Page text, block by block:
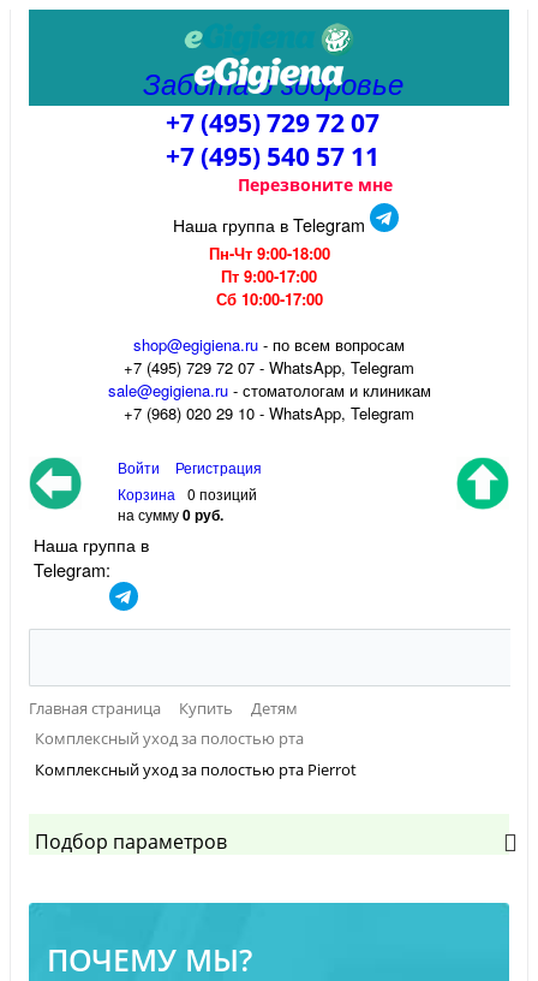
Забота о здоровье
+7 (495) 729 72 07
+7 (495) 540 57 11
Перезвоните мне
Наша группа в Telegram
Пн-Чт 9:00-18:00
Пт 9:00-17:00
Сб 10:00-17:00
shop@egigiena.ru - по всем вопросам
‎+7 (495) 729 72 07 - WhatsApp, Telegram
sale@egigiena.ru- стоматологам и клиникам
+7 (968) 020 29 10 - WhatsApp, Telegram
Войти
Регистрация
Корзина
0 позиций
на сумму0 руб.
Наша группа в
Telegram:
Главная страница Купить
Детям
Комплексный уход за полостью рта
Комплексный уход за полостью рта Pierrot
Подбор параметров
ПОЧЕМУ МЫ?